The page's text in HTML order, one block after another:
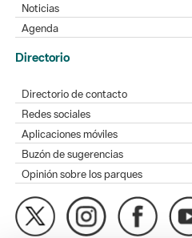
Noticias
Agenda
Directorio
Directorio de contacto
Redes sociales
Aplicaciones móviles
Buzón de sugerencias
Opinión sobre los parques